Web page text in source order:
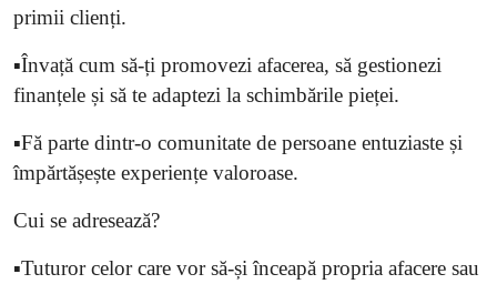
primii clienți.
▪️Învață cum să-ți promovezi afacerea, să gestionezi
finanțele și să te adaptezi la schimbările pieței.
▪️Fă parte dintr-o comunitate de persoane entuziaste și
împărtășește experiențe valoroase.
Cui se adresează?
▪️Tuturor celor care vor să-și înceapă propria afacere sau